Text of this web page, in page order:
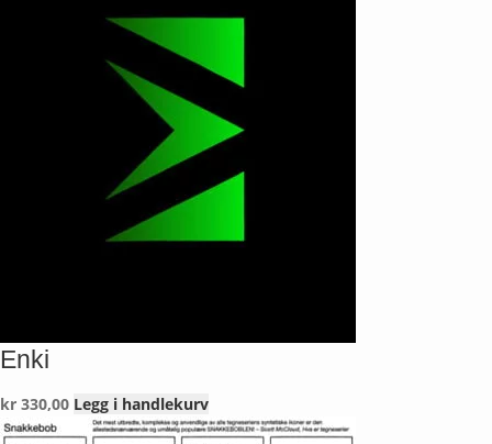
Enki
kr 330,00 Legg i handlekurv